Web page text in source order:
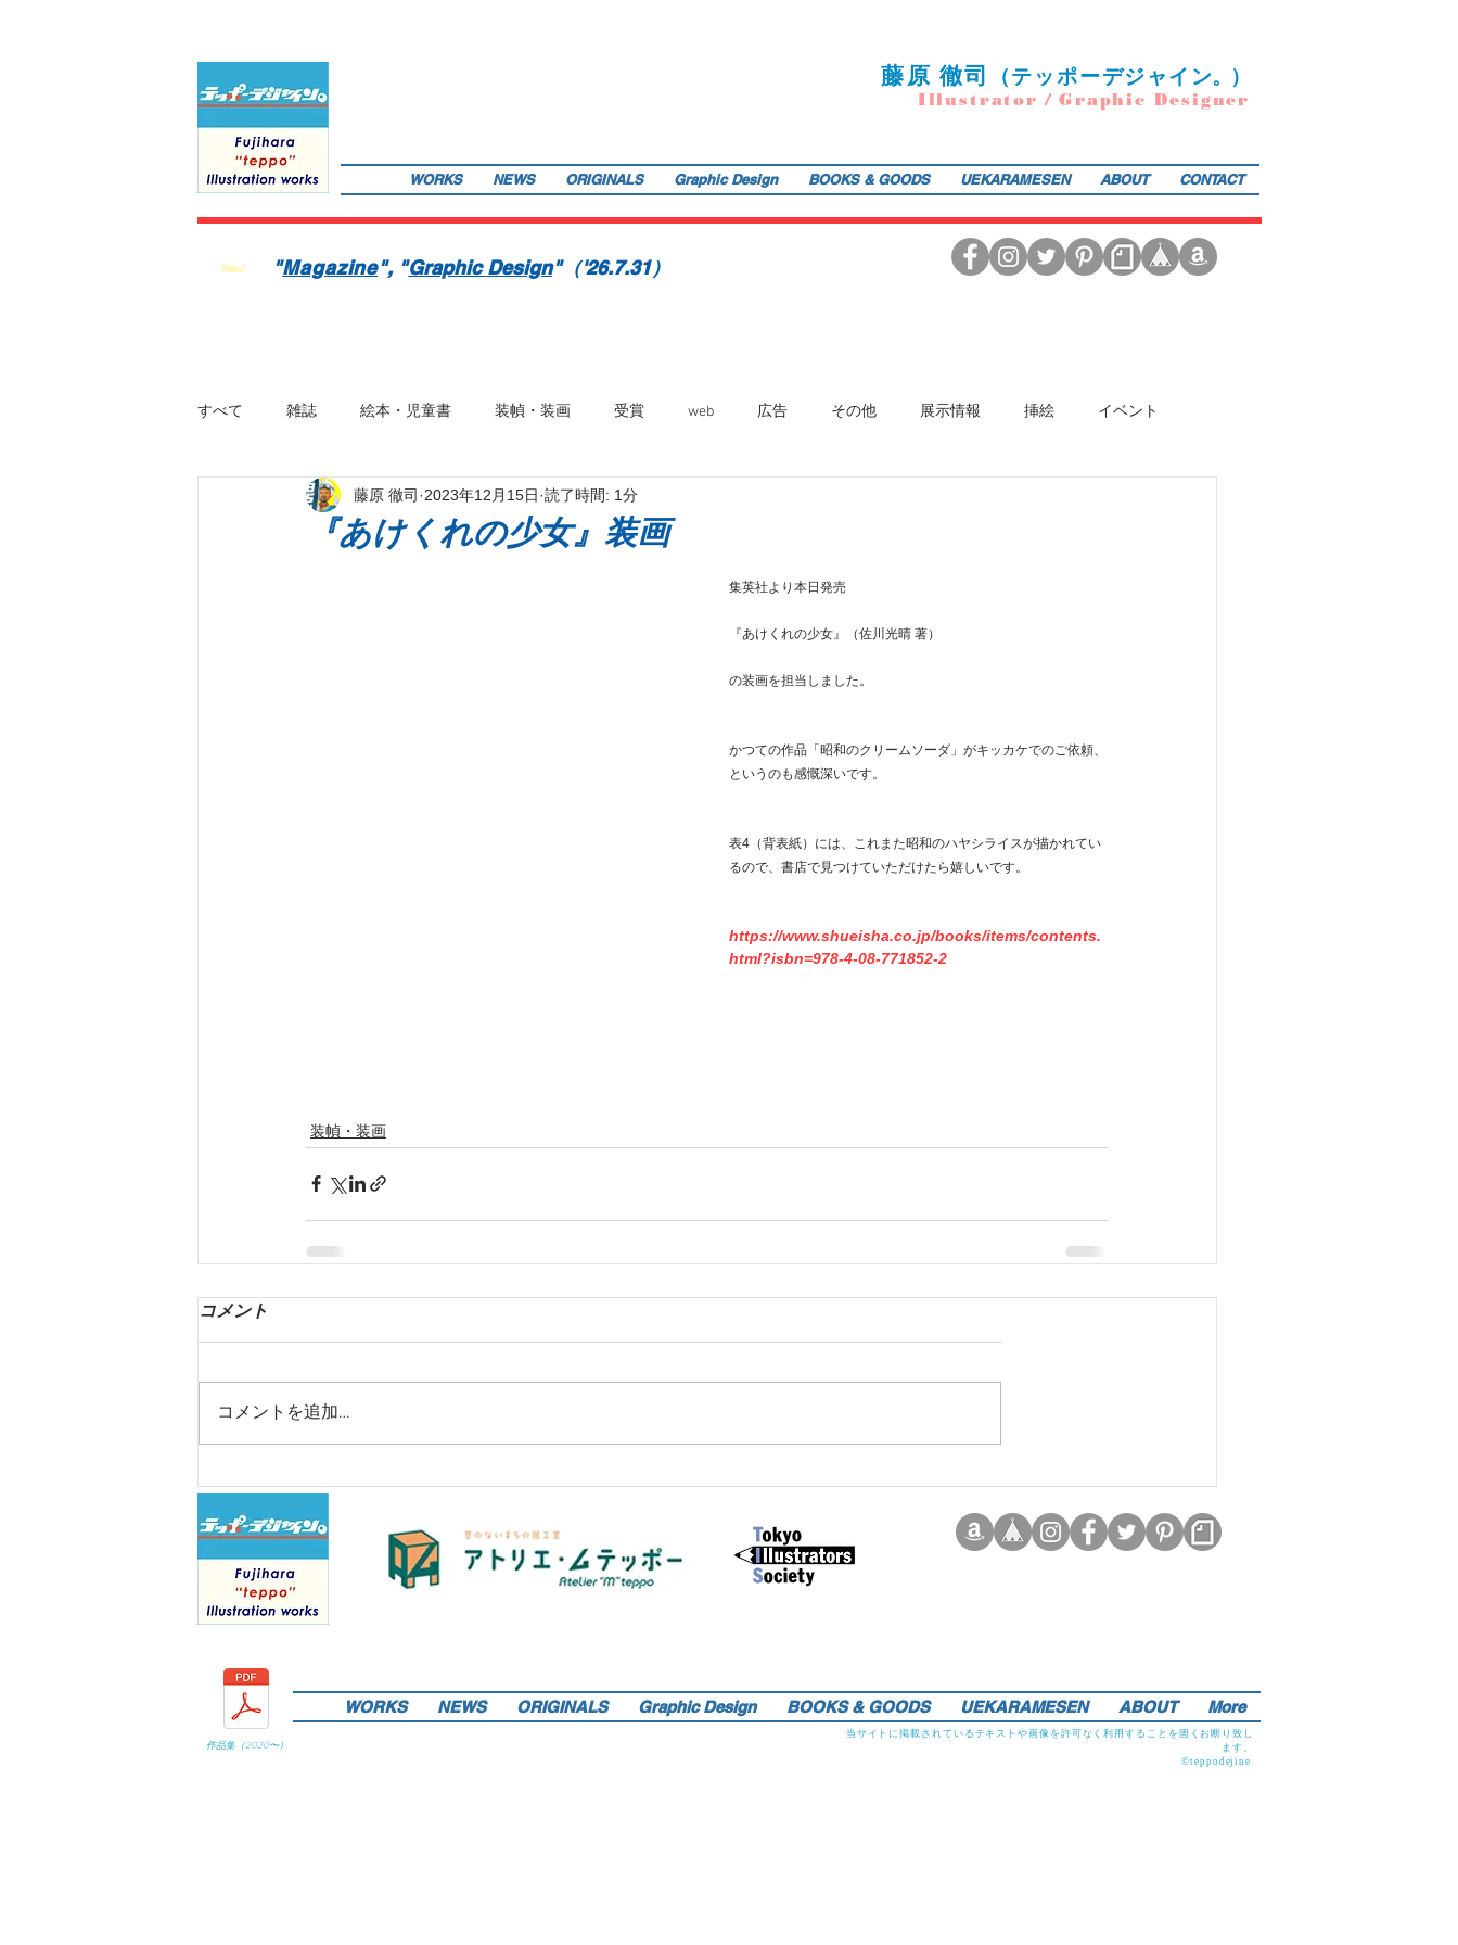
藤原 徹司 （テ ッポーデジャイ ン。）
Illustrator / Graphic Designer
WORKS NEWS ORIGINALS Graphic Design BOOKS & GOODS UEKARAMESEN ABOUT CONTACT
New! "Magazine", "Graphic Design"（'26.7.31）
すべて 雑誌 絵本・児童書 装幀・装画 受賞 web 広告 その他 展示情報 挿絵 イベント
プレス情報 パッケージ
『あけくれの少女』装画
藤原 徹司 2023年12月15日 読了時間: 1分
集英社より本日発売
『あけくれの少女』（佐川光晴 著）
の装画を担当しました。
かつての作品「昭和のクリームソーダ」がキッカケでのご依頼、
というのも感慨深いです。
表4（背表紙）には、これまた昭和のハヤシライスが描かれてい
るので、書店で見つけていただけたら嬉しいです。
https://www.shueisha.co.jp/books/items/contents.
html?isbn=978-4-08-771852-2
装幀・装画
コメント
コメントを追加…
作品集（2020〜）
WORKS NEWS ORIGINALS Graphic Design BOOKS & GOODS UEKARAMESEN ABOUT More
当サイトに掲載されているテキストや画像を許可なく利用することを固くお断り致し
ます。
©teppodejine